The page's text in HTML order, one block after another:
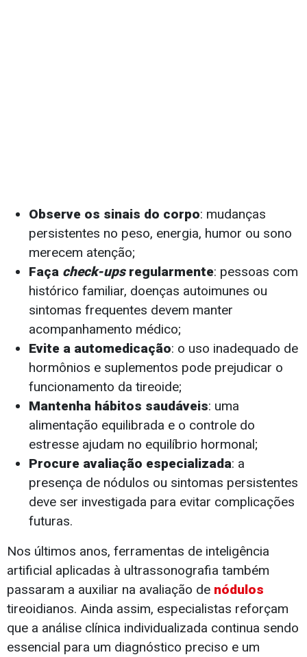
Observe os sinais do corpo: mudanças
persistentes no peso, energia, humor ou sono
merecem atenção;
Faça check-ups regularmente: pessoas com
histórico familiar, doenças autoimunes ou
sintomas frequentes devem manter
acompanhamento médico;
Evite a automedicação: o uso inadequado de
hormônios e suplementos pode prejudicar o
funcionamento da tireoide;
Mantenha hábitos saudáveis: uma
alimentação equilibrada e o controle do
estresse ajudam no equilíbrio hormonal;
Procure avaliação especializada: a
presença de nódulos ou sintomas persistentes
deve ser investigada para evitar complicações
futuras.
Nos últimos anos, ferramentas de inteligência
artificial aplicadas à ultrassonografia também
passaram a auxiliar na avaliação de nódulos
tireoidianos. Ainda assim, especialistas reforçam
que a análise clínica individualizada continua sendo
essencial para um diagnóstico preciso e um